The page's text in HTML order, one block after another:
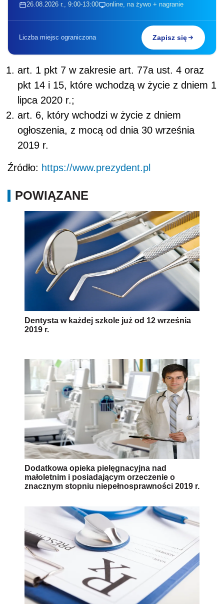
26.08.2026 r., 9:00-13:00 online, na żywo + nagranie
Liczba miejsc ograniczona Zapisz się
art. 1 pkt 7 w zakresie art. 77a ust. 4 oraz
pkt 14 i 15, które wchodzą w życie z dniem 1
lipca 2020 r.;
art. 6, który wchodzi w życie z dniem
ogłoszenia, z mocą od dnia 30 września
2019 r.
Źródło: https://www.prezydent.pl
POWIĄZANE
Dentysta w każdej szkole już od 12 września
2019 r.
Dodatkowa opieka pielęgnacyjna nad
małoletnim i posiadającym orzeczenie o
znacznym stopniu niepełnosprawności 2019 r.